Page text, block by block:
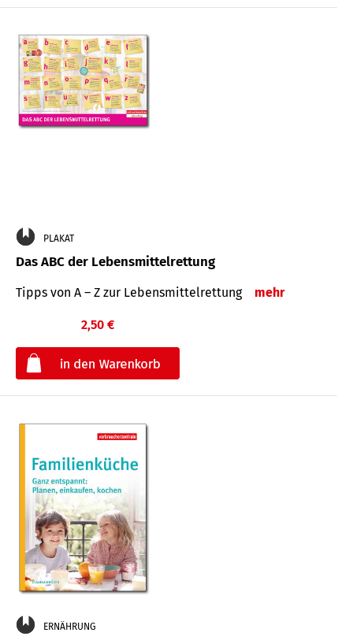
PLAKAT
Das ABC der Lebensmittelrettung
Tipps von A – Z zur Lebensmittelrettung mehr
2,50 €
ERNÄHRUNG